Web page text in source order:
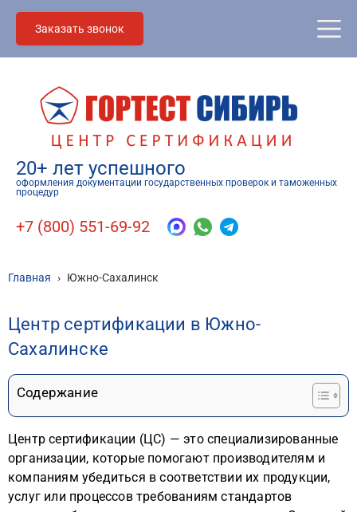
Заказать звонок
20+ лет успешного
оформления документации государственных проверок и таможенных
процедур
+7 (800) 551-69-92
Главная › Южно-Сахалинск
Центр сертификации в Южно-
Сахалинске
Содержание
Центр сертификации (ЦС) — это специализированные
организации, которые помогают производителям и
компаниям убедиться в соответствии их продукции,
услуг или процессов требованиям стандартов